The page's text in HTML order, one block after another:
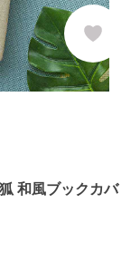
和風ブックカバ